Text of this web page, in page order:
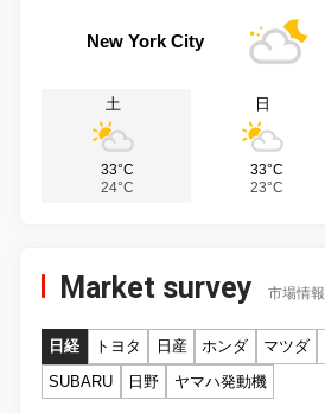
New York City
土
33°C
24°C
日
33°C
23°C
Market survey 市場情報
日経 トヨタ 日産 ホンダ マツダ
SUBARU
日野 ヤマハ発動機